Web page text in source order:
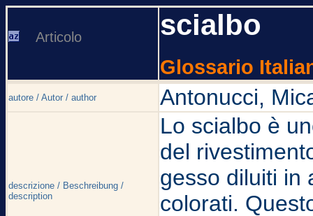
Articolo scialbo
Glossario
autore / Autor / author Antonucci,
descrizione / Beschreibung /
description
Lo scialbo è
del
gesso diluiti in
colorati.